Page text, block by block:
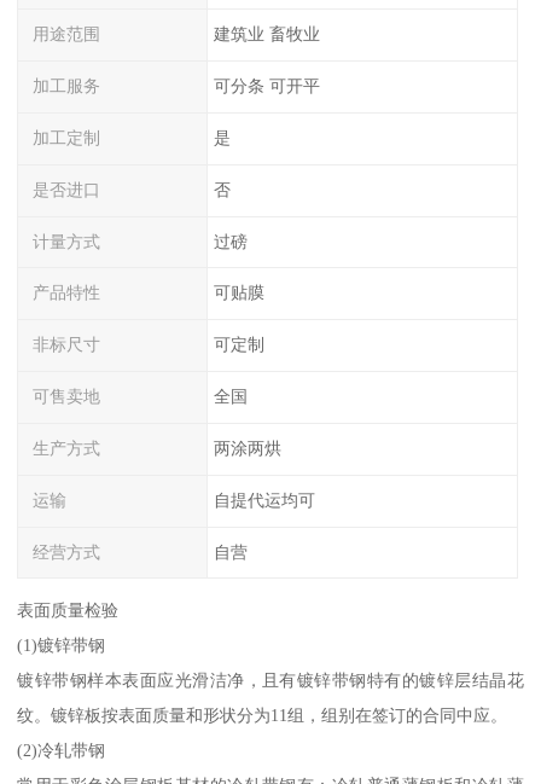
用途范围 建筑业 畜牧业
加工服务 可分条 可开平
加工定制 是
是否进口 否
计量方式 过磅
产品特性 可贴膜
非标尺寸 可定制
可售卖地 全国
生产方式 两涂两烘
运输 自提代运均可
经营方式 自营
表面质量检验
(1)镀锌带钢
镀锌带钢样本表面应光滑洁净，且有镀锌带钢特有的镀锌层结晶花
纹。镀锌板按表面质量和形状分为11组，组别在签订的合同中应。
(2)冷轧带钢